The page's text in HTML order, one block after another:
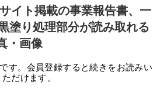
イト掲載の事業報告書、一
塗り処理部分が読み取れる
・画像
す。会員登録すると続きをお読みい
ただけます。